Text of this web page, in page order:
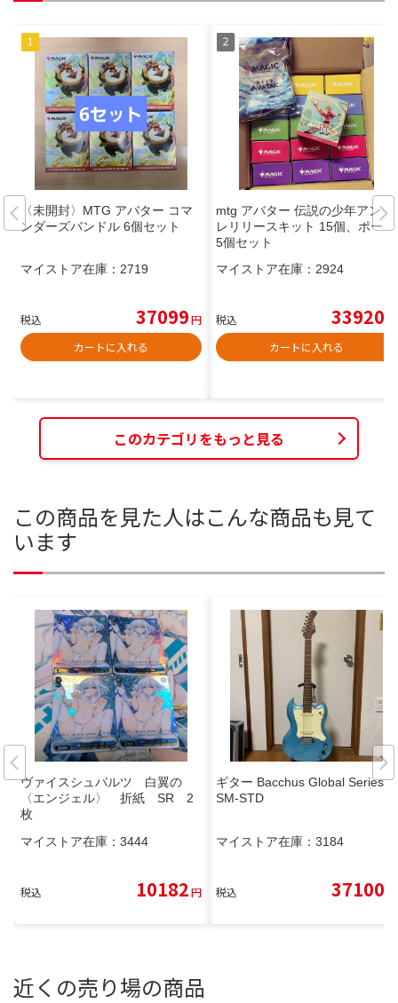
〈未開封〉MTG アバター コマ
ンダーズバンドル 6個セット
マイストア在庫： 2719
税込 37099円
カートに入れる
mtg アバター 伝説の少年アン プ
レリリースキット 15個、ポーチ
5個セット
マイストア在庫： 2924
税込 33920
カートに入れる
このカテゴリをもっと見る
この商品を見た人はこんな商品も見て
います
ヴァイスシュバルツ 白翼の
〈エンジェル〉 折紙 SR 2
枚
マイストア在庫： 3444
税込 10182円
ギター Bacchus Global Series B
SM-STD
マイストア在庫： 3184
税込 37100
近くの売り場の商品